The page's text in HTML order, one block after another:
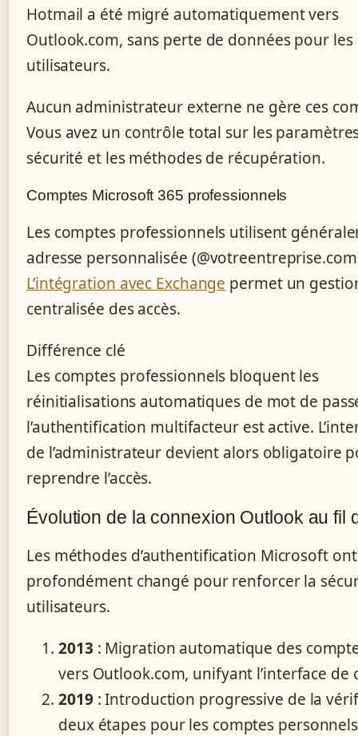
Hotmail a été migré automatiquement vers
Outlook.com, sans perte de données pour les
utilisateurs.
Aucun administrateur externe ne gère ces
Vous avez un contrôle total sur les
sécurité et les méthodes de récupération.
Comptes Microsoft 365 professionnels
Les comptes professionnels utilisent
adresse personnalisée
L’intégration avec Exchange permet un
centralisée des accès.
Différence clé
Les comptes professionnels bloquent les
réinitialisations automatiques de mot de
l’authentification multifacteur est active.
de l’administrateur devient alors obligatoire
reprendre l’accès.
Évolution de la connexion Outlook au fil
Les méthodes d’authentification Microsoft ont
profondément changé pour renforcer la
utilisateurs.
2013 : Migration automatique des
vers Outlook.com, unifyant l’interface de
2019: Introduction progressive de la
deux étapes pour les comptes personnels